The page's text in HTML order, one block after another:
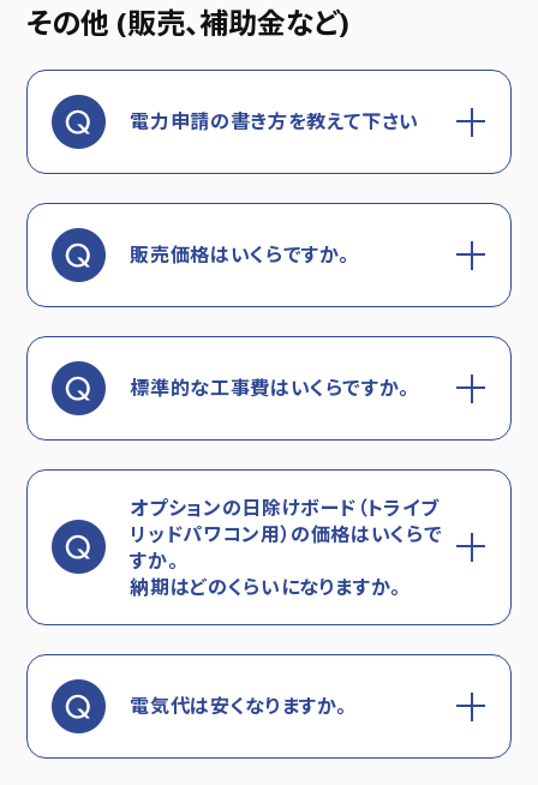
その他 (販売、補助金など)
電力申請の書き方を教えて下さい
販売価格はいくらですか。
標準的な工事費はいくらですか。
オプションの日除けボード（トライブ
リッドパワコン用）の価格はいくらで
すか。
納期はどのくらいになりますか。
電気代は安くなりますか。